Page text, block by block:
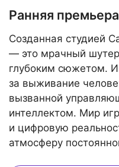
Ранняя
Созданная студией
— это мрачный
глубоким сюжетом.
за выживание
вызванной
интеллектом. Мир
и цифровую
атмосферу